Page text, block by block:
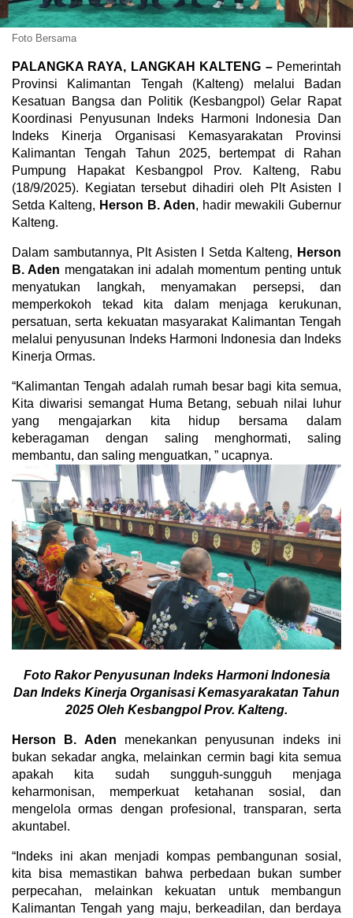
Foto Bersama
PALANGKA RAYA, LANGKAH KALTENG –Pemerintah
Provinsi Kalimantan Tengah (Kalteng) melalui Badan
Kesatuan Bangsa dan Politik (Kesbangpol) Gelar Rapat
Koordinasi Penyusunan Indeks Harmoni Indonesia Dan
Indeks Kinerja Organisasi Kemasyarakatan Provinsi
Kalimantan Tengah Tahun 2025, bertempat di Rahan
Pumpung Hapakat Kesbangpol Prov. Kalteng, Rabu
(18/9/2025). Kegiatan tersebut dihadiri oleh Plt Asisten I
Setda Kalteng, Herson B. Aden, hadir mewakili Gubernur
Kalteng.
Dalam sambutannya, Plt Asisten I Setda Kalteng, Herson
B. Aden mengatakan ini adalah momentum penting untuk
menyatukan langkah, menyamakan persepsi, dan
memperkokoh tekad kita dalam menjaga kerukunan,
persatuan, serta kekuatan masyarakat Kalimantan Tengah
melalui penyusunan Indeks Harmoni Indonesia dan Indeks
Kinerja Ormas.
“Kalimantan Tengah adalah rumah besar bagi kita semua,
Kita diwarisi semangat Huma Betang, sebuah nilai luhur
yang mengajarkan kita hidup bersama dalam
keberagaman dengan saling menghormati, saling
membantu, dan saling menguatkan, ” ucapnya.
Foto Rakor Penyusunan Indeks Harmoni Indonesia
Dan Indeks Kinerja Organisasi Kemasyarakatan Tahun
2025 Oleh Kesbangpol Prov. Kalteng.
Herson B. Aden menekankan penyusunan indeks ini
bukan sekadar angka, melainkan cermin bagi kita semua
apakah kita sudah sungguh-sungguh menjaga
keharmonisan, memperkuat ketahanan sosial, dan
mengelola ormas dengan profesional, transparan, serta
akuntabel.
“Indeks ini akan menjadi kompas pembangunan sosial,
kita bisa memastikan bahwa perbedaan bukan sumber
perpecahan, melainkan kekuatan untuk membangun
Kalimantan Tengah yang maju, berkeadilan, dan berdaya